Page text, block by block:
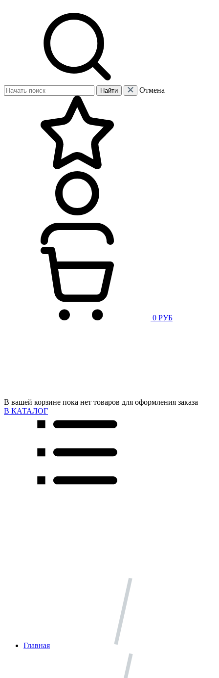
Найти Отмена
0 РУБ
В вашей корзине пока нет товаров для оформления заказа
В КАТАЛОГ
Главная